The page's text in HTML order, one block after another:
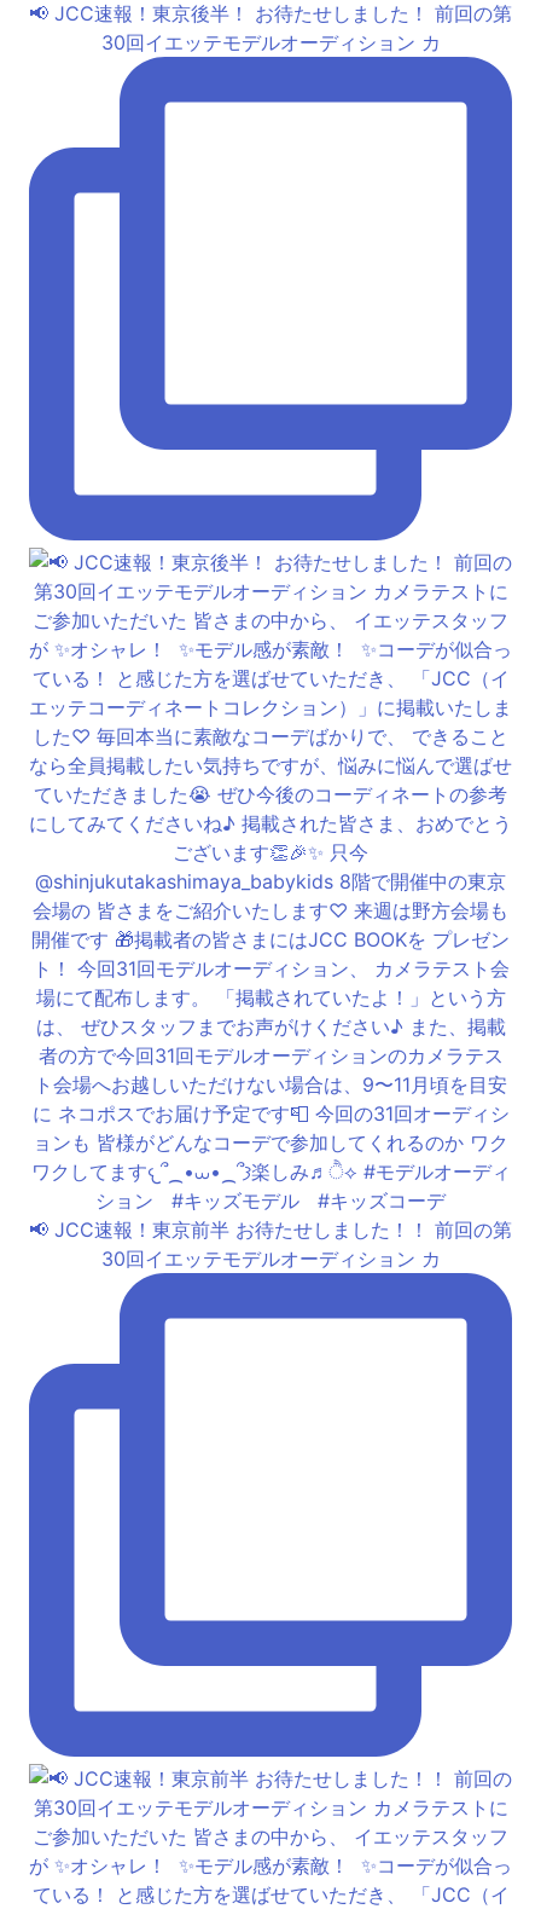
📢 JCC速報！東京後半！ お待たせしました！ 前回の第
30回イエッテモデルオーディション カ
📢 JCC速報！東京前半 お待たせしました！！ 前回の第
30回イエッテモデルオーディション カ